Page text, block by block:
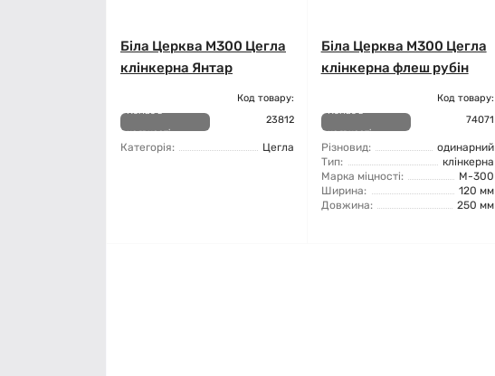
Біла Церква М300 Цегла
клінкерна Янтар
Немає в
наявності
Код товару:
23812
Категорія: Цегла
Біла Церква М300 Цегла
клінкерна флеш рубін
Немає в
наявності
Код товару:
74071
Різновид:
одинарний
Тип:
клінкерна
Марка міцності:
М-300
Ширина:
120 мм
Довжина:
250 мм